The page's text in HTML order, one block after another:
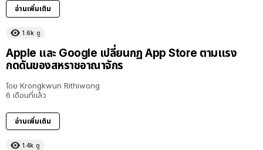
อ่านเพิ่มเติม
1.6k ดู
Apple และ Google เปลี่ยนกฏ App Store ตามแรง
กดดันของสหราชอาณาจักร
โดย Krongkwun Rithiwong
6 เดือนที่แล้ว
อ่านเพิ่มเติม
1.4k ดู